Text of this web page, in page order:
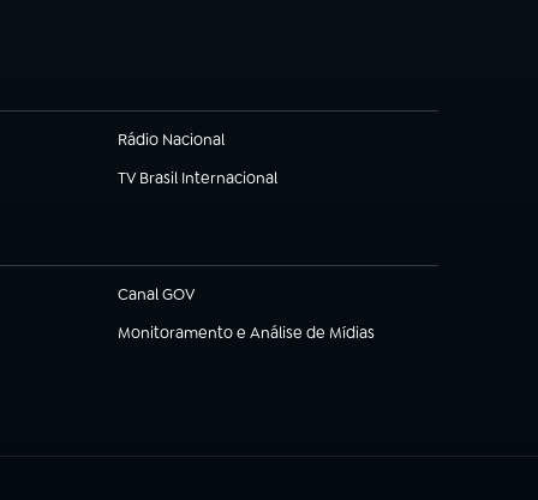
Rádio Nacional
(abre em nova aba)
TV Brasil Internacional
(abre em nova aba)
Canal GOV
(abre em nova aba)
Monitoramento e Análise de Mídias
(abre em nova aba)